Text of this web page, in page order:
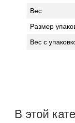
Вес
Размер
Вес с
В этой